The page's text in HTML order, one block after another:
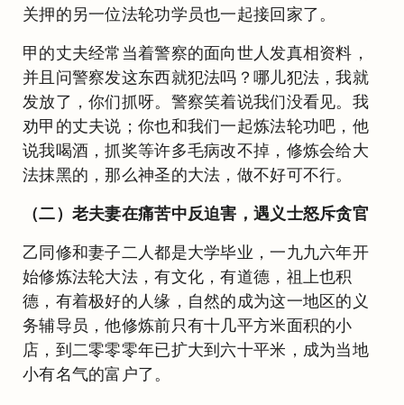
关押的另一位法轮功学员也一起接回家了。
甲的丈夫经常当着警察的面向世人发真相资料，
并且问警察发这东西就犯法吗？哪儿犯法，我就
发放了，你们抓呀。警察笑着说我们没看见。我
劝甲的丈夫说；你也和我们一起炼法轮功吧，他
说我喝酒，抓奖等许多毛病改不掉，修炼会给大
法抹黑的，那么神圣的大法，做不好可不行。
（二）老夫妻在痛苦中反迫害，遇义士怒斥贪官
乙同修和妻子二人都是大学毕业，一九九六年开
始修炼法轮大法，有文化，有道德，祖上也积
德，有着极好的人缘，自然的成为这一地区的义
务辅导员，他修炼前只有十几平方米面积的小
店，到二零零零年已扩大到六十平米，成为当地
小有名气的富户了。